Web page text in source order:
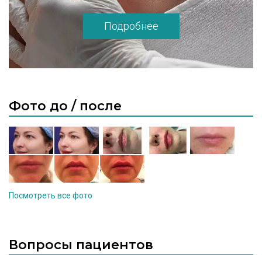
Подробнее
Фото до / после
Посмотреть все фото
Вопросы пациентов